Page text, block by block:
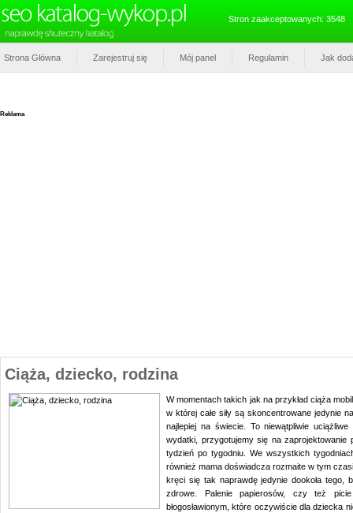
Stron zaakceptowanych: 3548
Strona Główna Zarejestruj się Mój panel Regulamin Jak
Reklama
Ciąża, dziecko, rodzina
W momentach takich jak na przykład ciąża
w której całe siły są skoncentrowane jedynie
najlepiej na świecie. To niewątpliwie
wydatki, przygotujemy się na
tydzień po tygodniu. We wszystkich
również mama doświadcza rozmaite w tym
kręci się tak naprawdę jedynie dookoła
zdrowe. Palenie papierosów, czy też
błogosławionym, które oczywiście dla dziecka